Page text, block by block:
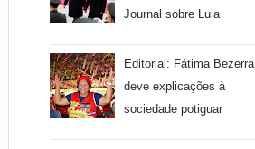
Journal sobre Lula
Editorial: Fátima Bezerra
deve explicações à
sociedade potiguar